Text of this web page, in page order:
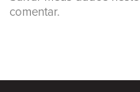
comentar.